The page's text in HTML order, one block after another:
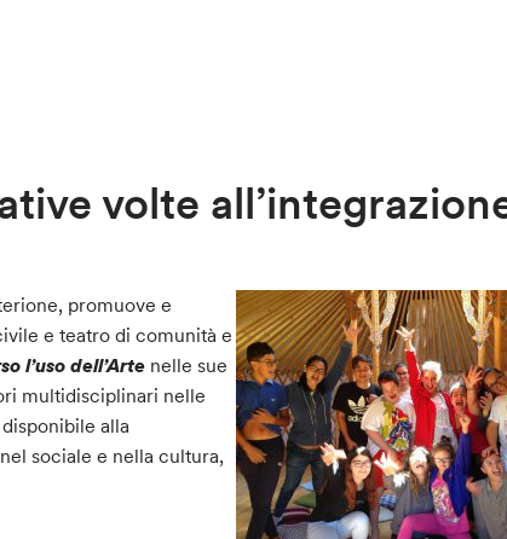
volte
promuove e
e teatro di comunità e
l’uso dell’Arte nelle sue
multidisciplinari nelle
alla
sociale e nella cultura,